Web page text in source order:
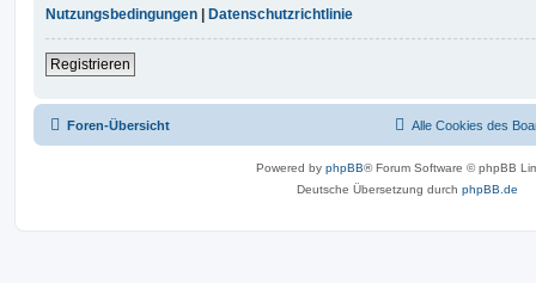
Nutzungsbedingungen
Datenschutzrichtlinie
Registrieren
Foren-Übersicht Alle Cookies des
Powered by phpBB® Forum Software © phpBB
Deutsche Übersetzung durch phpBB.de